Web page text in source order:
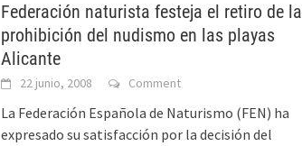
Federación naturista festeja el retiro de la
prohibición del nudismo en las playas
Alicante
22 junio, 2008 Comment
La Federación Española de Naturismo (FEN) ha
expresado su satisfacción por la decisión del